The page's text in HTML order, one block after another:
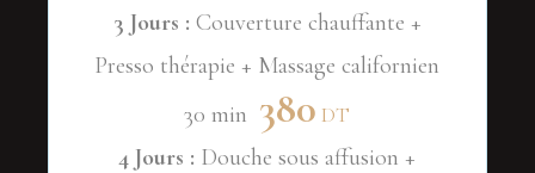
3 Jours : Couverture chauffante +
Presso thérapie + Massage californien
30 min 380 DT
4 Jours : Douche sous affusion +